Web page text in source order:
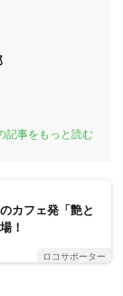
記事をもっと読む
カフェ発「艶と
！
ロコサポーター